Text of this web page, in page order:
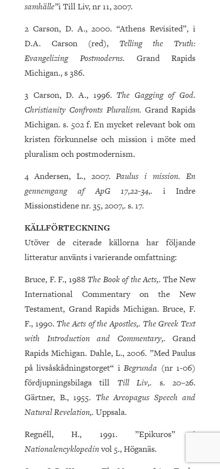
samhälle”i Till Liv, nr 11, 2007.
2 Carson, D. A., 2000. “Athens Revisited”, i
D.A. Carson (red), Telling the Truth:
Evangelizing Postmoderns. Grand Rapids
Michigan., s 386.
3 Carson, D. A., 1996. The Gagging of God.
Christianity Confronts Pluralism. Grand Rapids
Michigan. s. 502 f. En mycket relevant bok om
kristen förkunnelse och mission i möte med
pluralism och postmodernism.
4 Andersen, L., 2007.Paulus i mission. En
gennemgang af ApG 17,22-34,. i Indre
Missionstidene nr. 35, 2007,. s. 17.
KÄLLFÖRTECKNING
Utöver de citerade källorna har följande
litteratur använts i varierande omfattning:
Bruce, F. F., 1988 The Book of the Acts,. The New
International Commentary on the New
Testament, Grand Rapids Michigan. Bruce, F.
F., 1990. The Acts of the Apostles,. The Greek Text
with Introduction and Commentary,. Grand
Rapids Michigan. Dahle, L., 2006. ”Med Paulus
på livsåskådningstorget“ iBegrunda (nr 1-06)
fördjupningsbilaga till Till Liv,. s. 20–26.
Gärtner, B., 1955. The Areopagus Speech and
Natural Revelation,. Uppsala.
Regnéll, H., 1991. ”Epikuros” i
Nationalencyklopedinvol 5., Höganäs.